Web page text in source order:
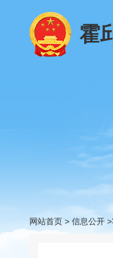
霍
网站首页 > 信息公开